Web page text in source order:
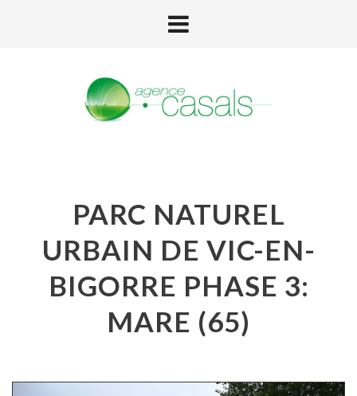
PARC NATUREL
URBAIN DE VIC-EN-
BIGORRE PHASE 3:
MARE (65)